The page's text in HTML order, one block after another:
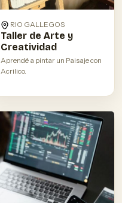
RIO GALLEGOS
Taller de Arte y
Creatividad
Aprendé a pintar un Paisaje con
Acrilico.